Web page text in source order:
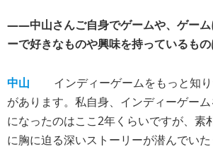
――中山さんご自身でゲームや、ゲーム
ーで好きなものや興味を持っているも
中山
インディーゲームをもっと知
があります。私自身、インディーゲー
になったのはここ2年くらいですが、素
に胸に迫る深いストーリーが潜んでい